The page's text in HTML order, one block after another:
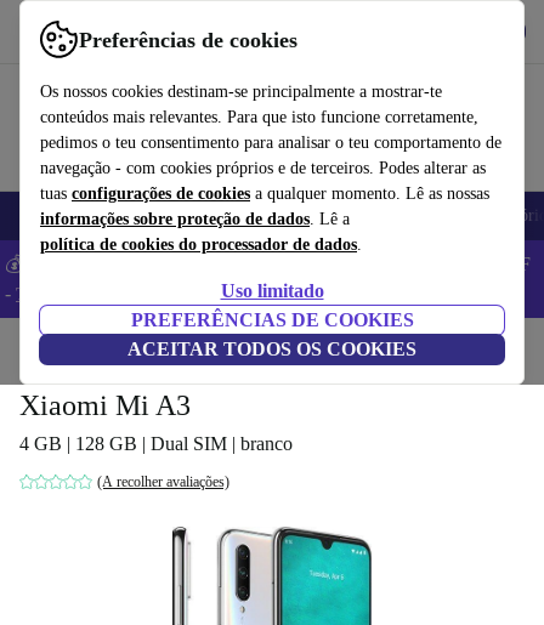
Preferências de cookies
Os nossos cookies destinam-se principalmente a mostrar-te
conteúdos mais relevantes. Para que isto funcione corretamente,
pedimos o teu consentimento para analisar o teu comportamento de
navegação - com cookies próprios e de terceiros. Podes alterar as
tuas configurações de cookies a qualquer momento. Lê as nossas
informações sobre proteção de dados. Lê a
política de cookies do processador de dados.
Uso limitado
PREFERÊNCIAS DE COOKIES
ACEITAR TODOS OS COOKIES
Use o refurbed de forma rápida e fácil
Telemóveis Computadores Portáteis Tablets
💰 Poupa MAIS -5% em MacBooks e iPads – Código: BACK5OFF
- TC
Início Telemóveis e smartphones Telemóveis xiaomi
Xiaomi Mi A3
4 GB | 128 GB | Dual SIM | branco
(A recolher avaliações)